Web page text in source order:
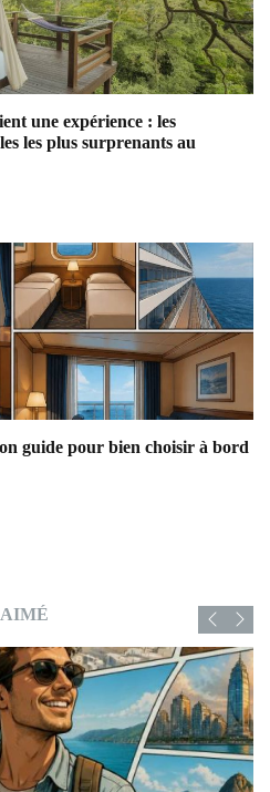
une expérience : les
les plus surprenants au
guide pour bien choisir à bord